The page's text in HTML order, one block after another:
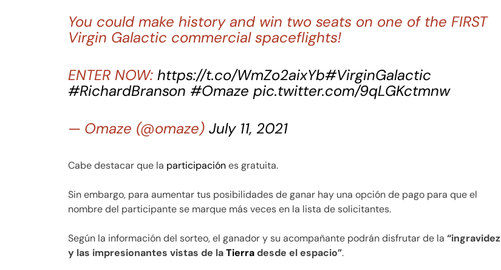
You could make history and win two seats on one of the FIRST
Virgin Galactic commercial spaceflights!
ENTER NOW: https://t.co/WmZo2aixYb#VirginGalactic
#RichardBranson #Omaze pic.twitter.com/9qLGKctmnw
— Omaze (@omaze) July 11, 2021
Cabe destacar que la participaciónes gratuita.
Sin embargo, para aumentar tus posibilidades de ganar hay una opción de pago para que el
nombre del participante se marque más veces en la lista de solicitantes.
Según la información del sorteo, el ganador y su acompañante podrán disfrutar de la “ingravidez
y las impresionantes vistas de laTierradesde el espacio”.